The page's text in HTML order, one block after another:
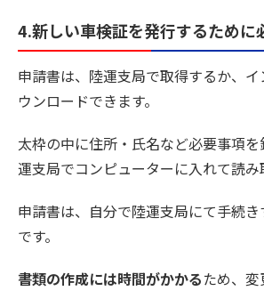
4.新しい車検証を発行するために
申請書は、陸運支局で取得するか、
ウンロードできます。
太枠の中に住所・氏名など必要事項
運支局でコンピューターに入れて読み
申請書は、自分で陸運支局にて手続
です。
書類の作成には時間がかかるため、